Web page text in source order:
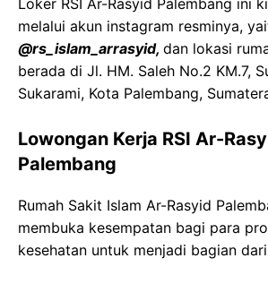
Loker RSI Ar-Rasyid Palembang ini
melalui akun instagram resminya,
@rs_islam_arrasyid, dan lokasi
berada di Jl. HM. Saleh No.2 KM.7,
Sukarami, Kota Palembang,
Lowongan Kerja RSI Ar-
Palembang
Rumah Sakit Islam Ar-Rasyid
membuka kesempatan bagi para
kesehatan untuk menjadi bagian